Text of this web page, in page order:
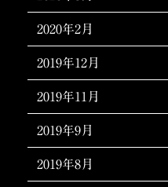
2020年2月
2019年12月
2019年11月
2019年9月
2019年8月